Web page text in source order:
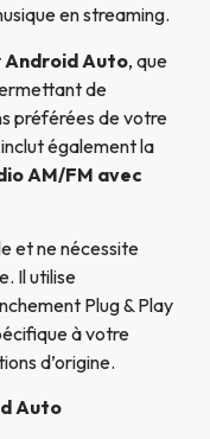
en streaming.
Android Auto, que
de
préférées de votre
également la
AM/FM avec
et ne nécessite
Il utilise
Plug & Play
à votre
d’origine.
Auto